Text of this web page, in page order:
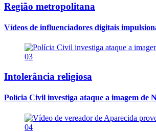
Região metropolitana
Vídeos de influenciadores digitais
03
Intolerância religiosa
Polícia Civil investiga ataque a imagem de
04